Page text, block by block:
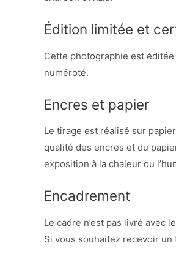
Édition limitée et
Cette photographie est
numéroté.
Encres et papier
Le tirage est réalisé sur
qualité des encres et du
exposition à la chaleur ou
Encadrement
Le cadre n’est pas livré avec
Si vous souhaitez recevoir un